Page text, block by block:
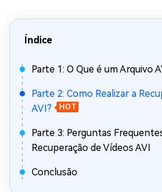
Índice
Parte 1: O Que é um Arquivo
Parte 2: Como Realizar a
AVI?
HOT
Parte 3: Perguntas
Recuperação de Vídeos AVI
Conclusão